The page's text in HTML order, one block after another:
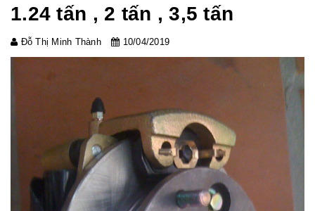
1.24 tấn , 2 tấn , 3,5 tấn
Đỗ Thị Minh Thành 10/04/2019